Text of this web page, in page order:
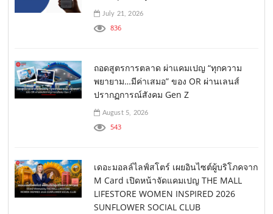
July 21, 2026
836
ถอดสูตรการตลาด ผ่าแคมเปญ “ทุกความ
พยายาม…มีค่าเสมอ” ของ OR ผ่านเลนส์
ปรากฏการณ์สังคม Gen Z
August 5, 2026
543
เดอะมอลล์ไลฟ์สโตร์ เผยอินไซต์ผู้บริโภคจาก
M Card เปิดหน้าจัดแคมเปญ THE MALL
LIFESTORE WOMEN INSPIRED 2026
SUNFLOWER SOCIAL CLUB